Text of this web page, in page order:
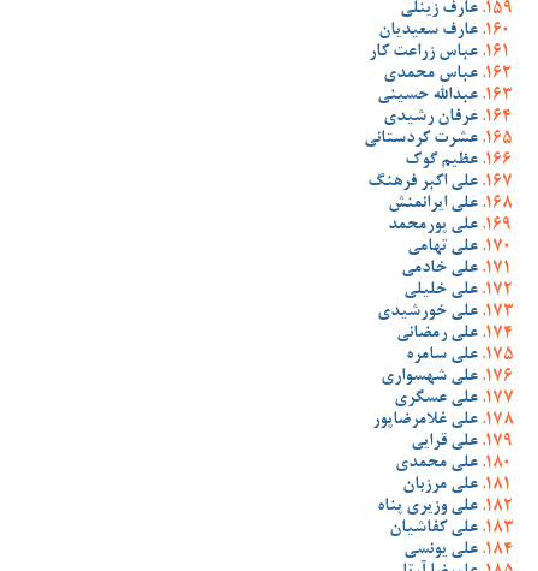
عارف زینلی
عارف سعیدیان
عباس زراعت کار
عباس محمدی
عبدالله حسینی
عرفان رشیدی
عشرت کردستانی
عظیم گوک
علی اکبر فرهنگ
علی ایرانمنش
علی پورمحمد
علی تهامی
علی خادمی
علی خلیلی
علی خورشیدی
علی رمضانی
علی سامره
علی شهسواری
علی عسگری
علی غلامرضاپور
علی قرایی
علی محمدی
علی مرزبان
علی وزیری پناه
علی کفاشیان
علی یونسی